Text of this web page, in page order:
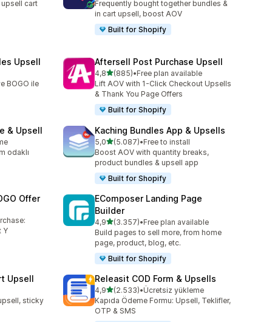
cart
Frequently bought together bundles &
in cart upsell, boost AOV
Built for Shopify
Upsell
BOGO ile
Aftersell Post Purchase Upsell
4,85 yıldız üzerinden
(885)
toplam 885 değerlendirme
•Free plan available
Lift AOV with 1-Click Checkout Upsells
& Thank You Page Offers
Built for Shopify
& Upsell
odaklı
Kaching Bundles App & Upsells
5,05 yıldız üzerinden
(5.087)
toplam 5087 değerlendirme
•Free to install
Boost AOV with quantity breaks,
product bundles & upsell app
Built for Shopify
Offer
Y
EComposer Landing Page
Builder
4,95 yıldız üzerinden
(3.357)
toplam 3357 değerlendirme
•Free plan available
Build pages to sell more, from home
page, product, blog, etc.
Built for Shopify
Upsell
sticky
Releasit COD Form & Upsells
4,95 yıldız üzerinden
(2.533)
toplam 2533 değerlendirme
•Ücretsiz yükleme
Kapıda Ödeme Formu: Upsell, Teklifler,
OTP & SMS